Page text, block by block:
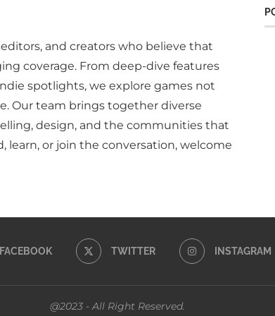
and creators who believe that
coverage. From deep-dive features
spotlights, we explore games not
Our team brings together diverse
design, and the communities that
learn, or join the conversation, welcome
FACEBOOK TWITTER INSTAGRAM
@2023 - All Right Reserved.